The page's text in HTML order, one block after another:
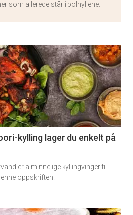
som allerede står i polhyllene.
kylling lager du enkelt på
alminnelige kyllingvinger til
oppskriften.